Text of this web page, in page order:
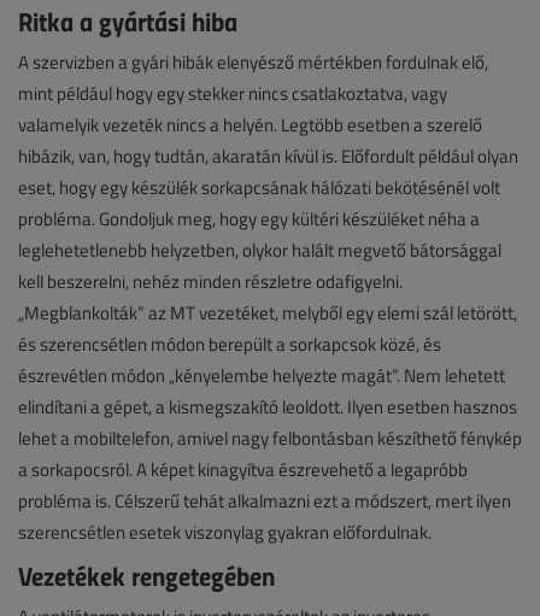
Ritka a gyártási hiba
A szervizben a gyári hibák elenyésző mértékben fordulnak elő,
mint például hogy egy stekker nincs csatlakoztatva, vagy
valamelyik vezeték nincs a helyén. Legtöbb esetben a szerelő
hibázik, van, hogy tudtán, akaratán kívül is. Előfordult például olyan
eset, hogy egy készülék sorkapcsának hálózati bekötésénél volt
probléma. Gondoljuk meg, hogy egy kültéri készüléket néha a
leglehetetlenebb helyzetben, olykor halált megvető bátorsággal
kell beszerelni, nehéz minden részletre odafigyelni.
„Megblankolták” az MT vezetéket, melyből egy elemi szál letörött,
és szerencsétlen módon berepült a sorkapcsok közé, és
észrevétlen módon „kényelembe helyezte magát”. Nem lehetett
elindítani a gépet, a kismegszakító leoldott. Ilyen esetben hasznos
lehet a mobiltelefon, amivel nagy felbontásban készíthető fénykép
a sorkapocsról. A képet kinagyítva észrevehető a legapróbb
probléma is. Célszerű tehát alkalmazni ezt a módszert, mert ilyen
szerencsétlen esetek viszonylag gyakran előfordulnak.
Vezetékek rengetegében